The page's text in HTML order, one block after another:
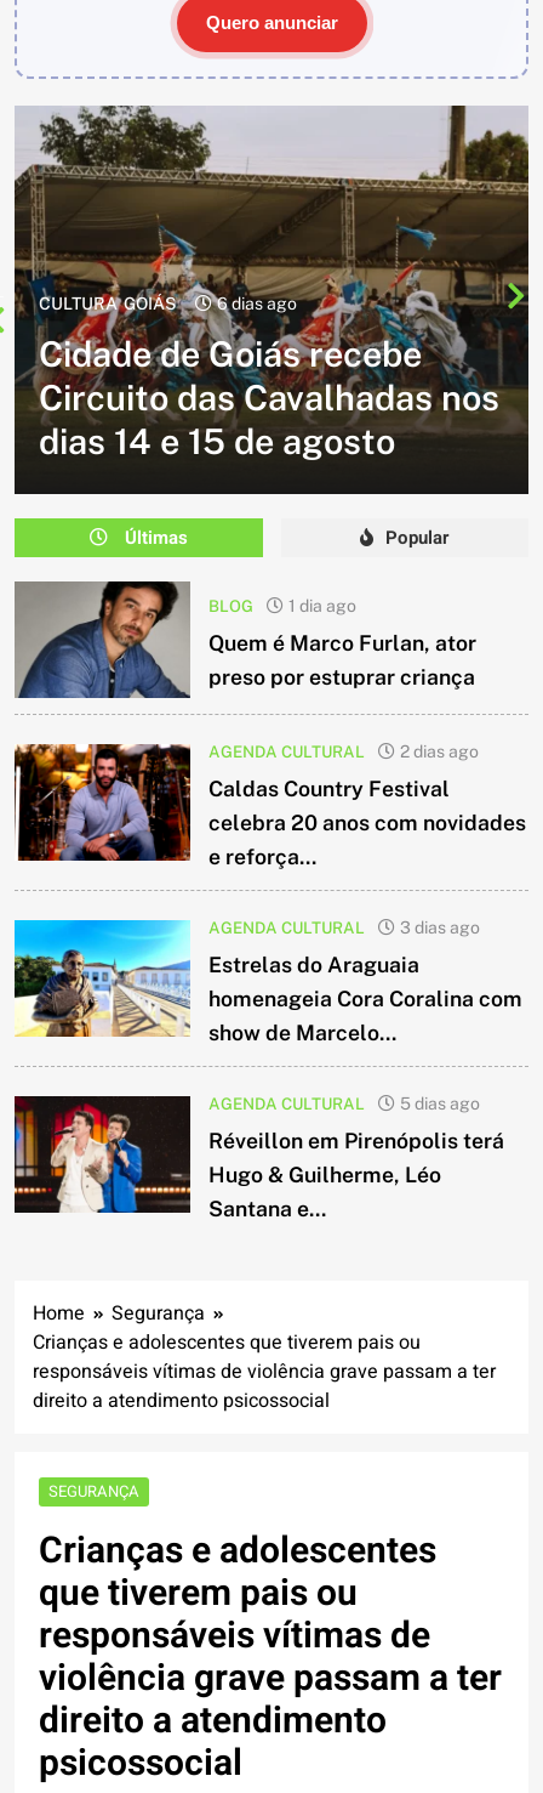
Quero anunciar
CULTURA 2 semanas ago
Cavalgada do Batom está de
volta e promete reunir
milhares de participantes
em Caldazinha
Últimas Popular
BLOG 1 dia ago
Quem é Marco Furlan, ator
preso por estuprar criança
AGENDA CULTURAL 2 dias ago
Caldas Country Festival
celebra 20 anos com novidades
e reforça...
AGENDA CULTURAL 3 dias ago
Estrelas do Araguaia
homenageia Cora Coralina com
show de Marcelo...
AGENDA CULTURAL 5 dias ago
Réveillon em Pirenópolis terá
Hugo & Guilherme, Léo
Santana e...
Home
Segurança
Crianças e adolescentes que tiverem pais ou
responsáveis vítimas de violência grave passam a ter
direito a atendimento psicossocial
SEGURANÇA
Crianças e adolescentes
que tiverem pais ou
responsáveis vítimas de
violência grave passam a ter
direito a atendimento
psicossocial